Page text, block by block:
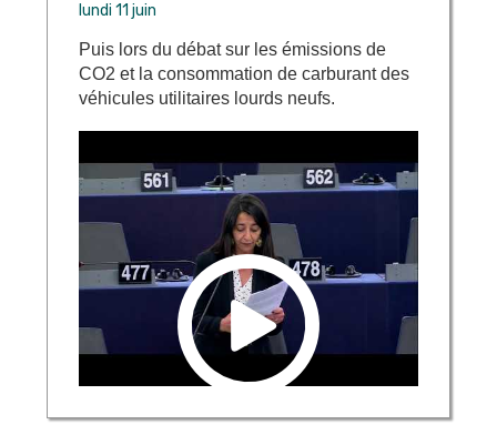
lundi 11 juin
Puis lors du débat sur les émissions de
CO2 et la consommation de carburant des
véhicules utilitaires lourds neufs.